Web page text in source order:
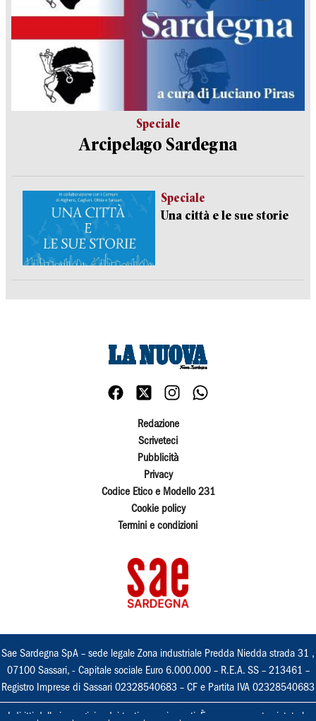
Speciale
Arcipelago Sardegna
Speciale
Una città e le sue storie
Redazione
Scriveteci
Pubblicità
Privacy
Codice Etico e Modello 231
Cookie policy
Termini e condizioni
Sae Sardegna SpA – sede legale Zona industriale Predda Niedda strada 31 ,
07100 Sassari, - Capitale sociale Euro 6.000.000 – R.E.A. SS – 213461 –
Registro Imprese di Sassari 02328540683 – CF e Partita IVA 02328540683
I diritti delle immagini e dei testi sono riservati. È espressamente vietata la